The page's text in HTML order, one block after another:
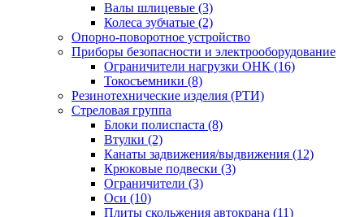
Валы шлицевые (3)
Колеса зубчатые (2)
Опорно-поворотное устройство
Приборы безопасности и электрооборудование
Ограничители нагрузки ОНК (16)
Токосъемники (8)
Резинотехнические изделия (РТИ)
Стреловая группа
Блоки полиспаста (8)
Втулки (2)
Канаты задвижения/выдвижения (12)
Крюковые подвески (3)
Ограничители (3)
Оси (10)
Плиты скольжения автокрана (11)